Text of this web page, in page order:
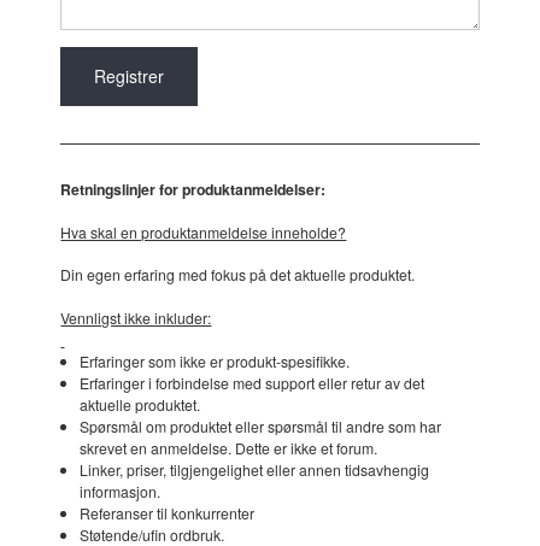
Retningslinjer for produktanmeldelser:
Hva skal en produktanmeldelse inneholde?
Din egen erfaring med fokus på det aktuelle produktet.
Vennligst ikke inkluder:
Erfaringer som ikke er produkt-spesifikke.
Erfaringer i forbindelse med support eller retur av det
aktuelle produktet.
Spørsmål om produktet eller spørsmål til andre som har
skrevet en anmeldelse. Dette er ikke et forum.
Linker, priser, tilgjengelighet eller annen tidsavhengig
informasjon.
Referanser til konkurrenter
Støtende/ufin ordbruk.